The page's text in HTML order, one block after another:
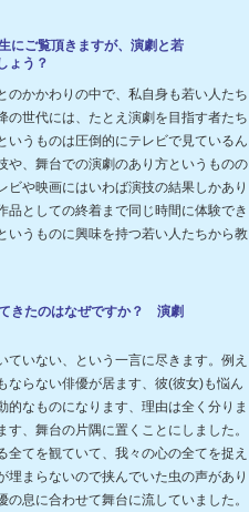
にご覧頂きますが、演劇と若
ょう？
のかかわりの中で、私自身も若い人たち
の世代には、たとえ演劇を目指す者たち
いうものは圧倒的にテレビで見ているん
や、舞台での演劇のあり方というものの
や映画にはいわば演技の結果しかあり
品としての終着まで同じ時間に体験でき
いうものに興味を持つ若い人たちから教
きたのはなぜですか？ 演劇
いない、という一言に尽きます。例え
ならない俳優が居ます、彼(彼女)も悩ん
なものになります、理由は全く分りま
、舞台の片隅に置くことにしました。
てを観ていて、我々の心の全てを捉え
まらないので挟んでいた虫の声があり
息に合わせて舞台に流していました。